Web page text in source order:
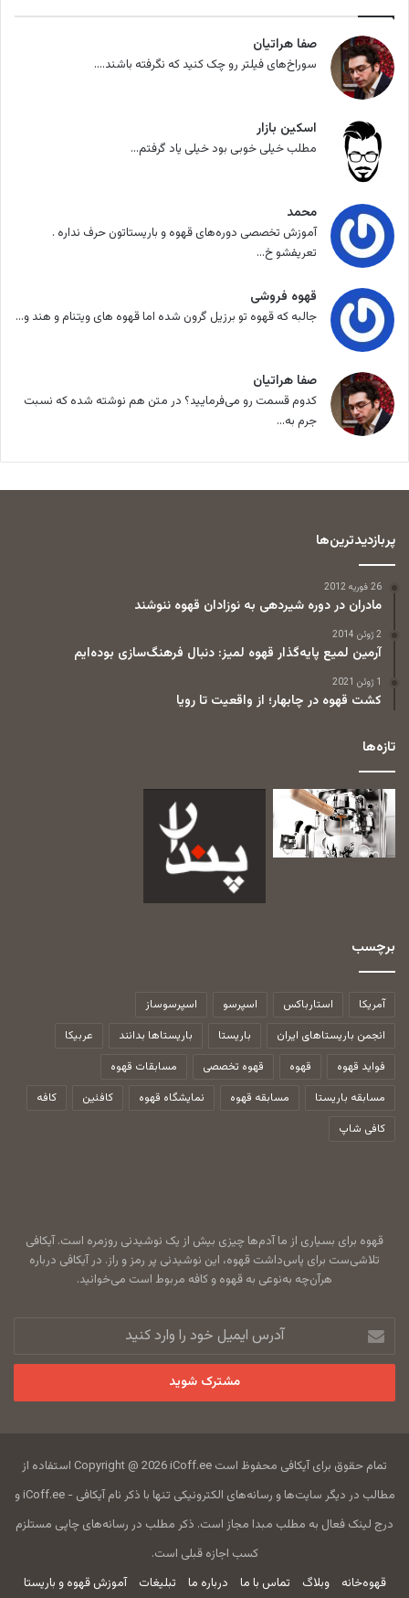
صفا هراتیان
سوراخ‌های فیلتر رو چک کنید که نگرفته باشند....
اسکین بازار
مطلب خیلی خوبی بود خیلی یاد گرفتم...
محمد
آموزش تخصصی دوره‌های قهوه و باریستاتون حرف نداره .
تعریفشو خ...
قهوه فروشی
جالبه که قهوه تو برزیل گرون شده اما قهوه های ویتنام و هند و...
صفا هراتیان
کدوم قسمت رو می‌فرمایید؟ در متن هم نوشته شده که نسبت
جرم به...
پربازدیدترین‌ها
26 فوریه 2012
مادران در دوره شیردهی به نوزادان قهوه ننوشند
2 ژوئن 2014
آرمین لمیع پایه‌گذار قهوه لمیز: دنبال فرهنگ‌سازی بوده‌ایم
1 ژوئن 2021
کشت قهوه در چابهار؛ از واقعیت تا رویا
تازه‌ها
برچسب
آمریکا استارباکس اسپرسو
اسپرسوساز
انجمن باریستاهای ایران
باریستا باریستاها بدانند
عربیکا
فواید قهوه
قهوه قهوه تخصصی
مسابقات قهوه
مسابقه باریستا
مسابقه قهوه نمایشگاه قهوه کافئین
کافه
کافی شاپ
قهوه برای بسیاری از ما آدم‌ها چیزی بیش از یک نوشیدنی روزمره است. آیکافی
تلاشی‌ست برای پاس‌داشت قهوه، این نوشیدنی پر رمز و راز. در آیکافی درباره
هرآن‌چه به‌نوعی به قهوه و کافه مربوط است می‌خوانید.
آدرس
ایمیل
خود
وارد
تمام حقوق برای آیکافی محفوظ است Copyright @ 2026 iCoff.ee استفاده از
مطالب در دیگر سایت‌ها و رسانه‌های الکترونیکی تنها با ذکر نام آیکافی - iCoff.ee و
درج لینک فعال به مطلب مبدا مجاز است. ذکر مطلب در رسانه‌های چاپی مستلزم
کسب اجازه قبلی است.
قهوه‌خانه
وبلاگ تماس با ما درباره ما تبلیغات آموزش قهوه و باریستا